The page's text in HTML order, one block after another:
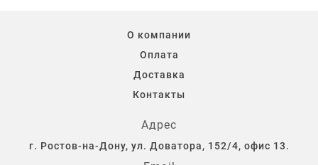
О компании
Оплата
Доставка
Контакты
Адрес
г. Ростов-на-Дону, ул. Доватора, 152/4, офис 13.